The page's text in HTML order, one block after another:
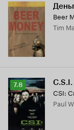
Beer
Tim
Рейтинг
Кинопоиска
7.8
7.8
Paul